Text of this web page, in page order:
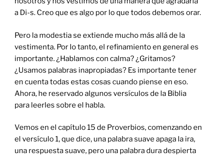
a Di-s. Creo que es algo por lo que todos debemos orar.
Pero la modestia se extiende mucho más allá de la
vestimenta. Por lo tanto, el refinamiento en general es
importante. ¿Hablamos con calma? ¿Gritamos?
¿Usamos palabras inapropiadas? Es importante tener
en cuenta todas estas cosas cuando piense en eso.
Ahora, he reservado algunos versículos de la Biblia
para leerles sobre el habla.
Vemos en el capítulo 15 de Proverbios, comenzando en
el versículo 1, que dice, una palabra suave apaga la ira,
una respuesta suave, pero una palabra dura despierta